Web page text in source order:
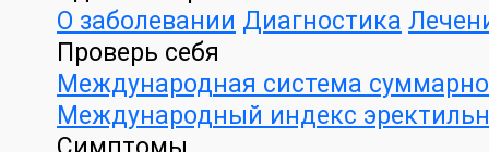
О заболевании Диагностика
Проверь себя
Международная система
Международный индекс